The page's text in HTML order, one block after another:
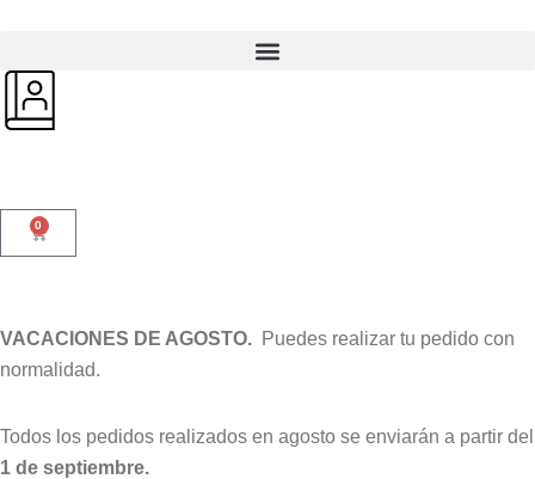
0
VACACIONES DE AGOSTO. Puedes realizar tu pedido con
normalidad.
Todos los pedidos realizados en agosto se enviarán a partir del
1 de septiembre.